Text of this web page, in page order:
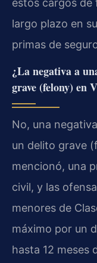
largo plazo en
primas de
¿La negativa a
grave (felony) en
No, una
un delito grave
mencionó, una
civil, y las
menores de
máximo por un
hasta 12 meses